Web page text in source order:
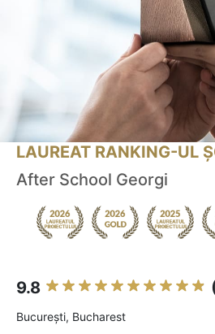
LAUREAT RANKING-UL
After School Georgi
9.8
Bucureşti, Bucharest